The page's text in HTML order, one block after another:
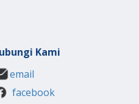
Kami
email
facebook